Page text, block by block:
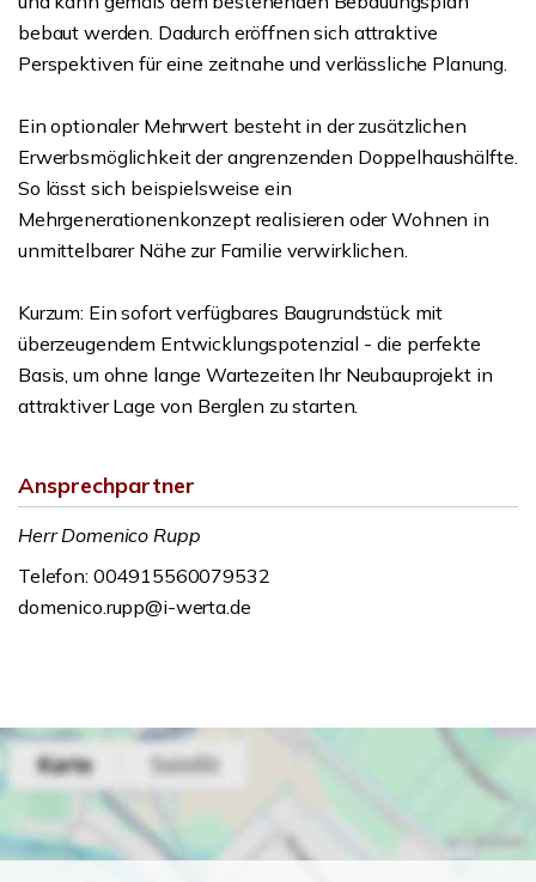
bebaut werden. Dadurch eröffnen sich attraktive
Perspektiven für eine zeitnahe und verlässliche Planung.
Ein optionaler Mehrwert besteht in der zusätzlichen
Erwerbsmöglichkeit der angrenzenden Doppelhaushälfte.
So lässt sich beispielsweise ein
Mehrgenerationenkonzept realisieren oder Wohnen in
unmittelbarer Nähe zur Familie verwirklichen.
Kurzum: Ein sofort verfügbares Baugrundstück mit
überzeugendem Entwicklungspotenzial - die perfekte
Basis, um ohne lange Wartezeiten Ihr Neubauprojekt in
attraktiver Lage von Berglen zu starten.
Ansprechpartner
Herr Domenico Rupp
Telefon: 004915560079532
domenico.rupp@i-werta.de